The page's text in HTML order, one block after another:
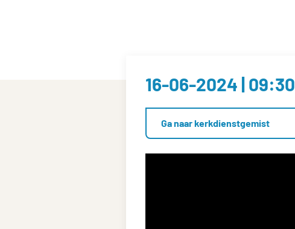
16-06-2024 | 09:30
Ga naar kerkdienstgemist